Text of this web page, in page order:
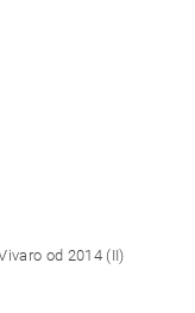
od 2014 (II)